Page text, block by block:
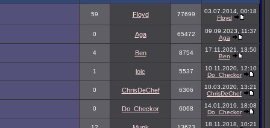
59 Floyd 77699
03.07.2014, 00:18
Floyd
0 Aga 65472
09.09.2023, 11:37
Aga
4 Ben 8754
17.11.2021, 13:50
Ben
1 loic 5537
10.11.2020, 12:10
Do_Checkor
0 ChrisDeChef 6306
10.03.2020, 13:21
ChrisDeChef
0 Do_Checkor 6068
14.01.2019, 18:08
Do_Checkor
18.11.2018, 10:21